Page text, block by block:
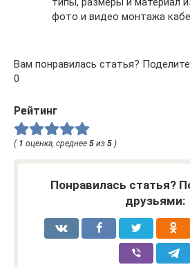
фото и видео монтажа
Вам понравилась статья?
0
Рейтинг
( 1 оценка, среднее 5 из 5 )
Понравилась статья?
друзьями: